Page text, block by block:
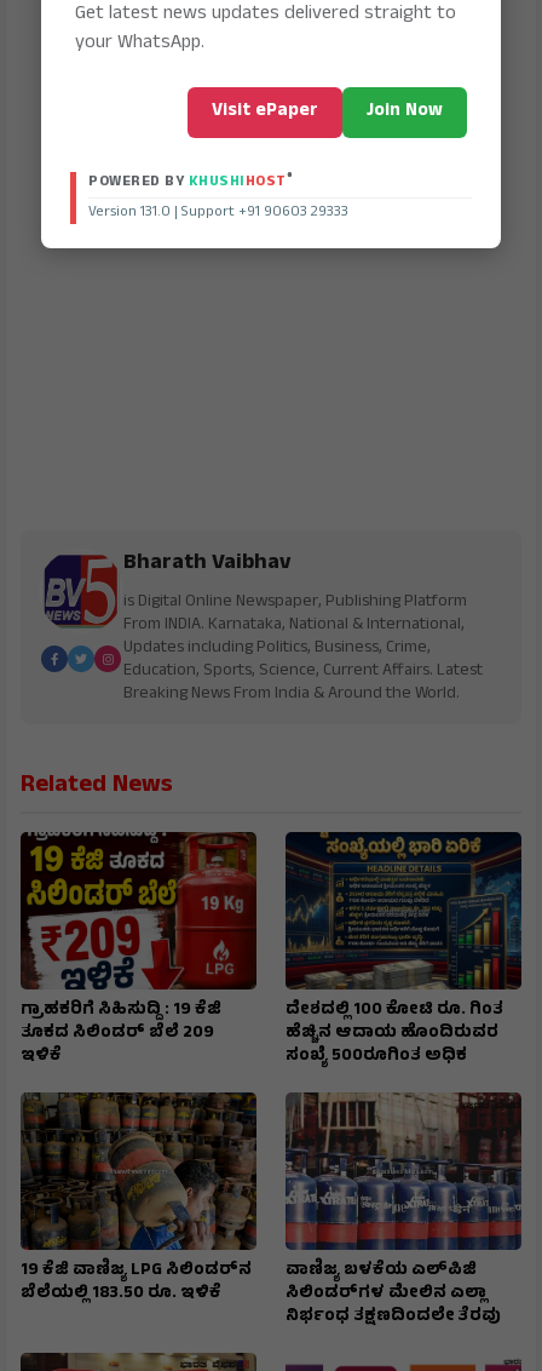
Bharath Vaibhav
is Digital Online Newspaper, Publishing Platform
From INDIA. Karnataka, National & International,
Updates including Politics, Business, Crime,
Education, Sports, Science, Current Affairs. Latest
Breaking News From India & Around the World.
Related News
ಗ್ರಾಹಕರಿಗೆ ಸಿಹಿಸುದ್ದಿ : 19 ಕೆಜಿ
ತೂಕದ ಸಿಲಿಂಡರ್ ಬೆಲೆ ₹209
ಇಳಿಕೆ
ದೇಶದಲ್ಲಿ 100 ಕೋಟಿ ರೂ. ಗಿಂತ
ಹೆಚ್ಚಿನ ಆದಾಯ ಹೊಂದಿರುವರ
ಸಂಖ್ಯೆ 500ರೂಗಿಂತ ಅಧಿಕ
19 ಕೆಜಿ ವಾಣಿಜ್ಯ LPG ಸಿಲಿಂಡರ್‌ನ
ಬೆಲೆಯಲ್ಲಿ 183.50 ರೂ. ಇಳಿಕೆ
ವಾಣಿಜ್ಯ ಬಳಕೆಯ ಎಲ್‌ಪಿಜಿ
ಸಿಲಿಂಡರ್‌ಗಳ ಮೇಲಿನ ಎಲ್ಲಾ
ನಿರ್ಭಂಧ ತಕ್ಷಣದಿಂದಲೇ ತೆರವು
Get latest news updates delivered straight to
your WhatsApp.
Visit ePaper Join Now
POWERED BY KHUSHIHOST®
Version 131.0 | Support +91 90603 29333